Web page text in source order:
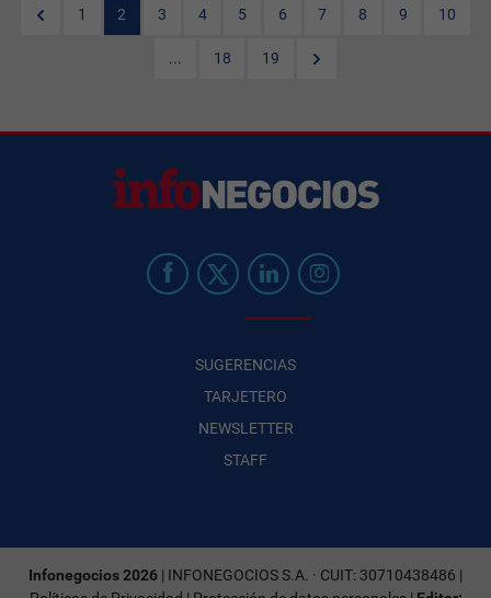
1 2 3 4 5 6 7 8 9 10
... 18 19
SUGERENCIAS
TARJETERO
NEWSLETTER
STAFF
Infonegocios 2026 | INFONEGOCIOS S.A. · CUIT: 30710438486 |